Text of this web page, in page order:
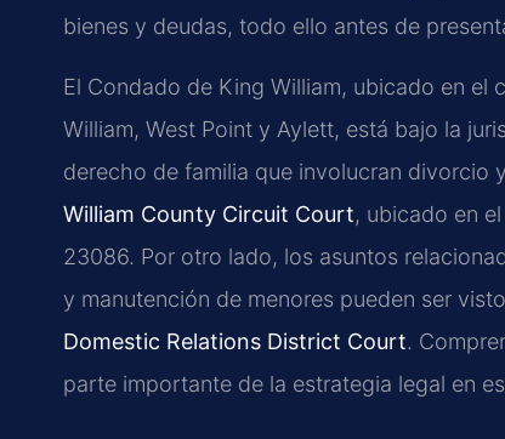
bienes y deudas, todo ello antes de
El Condado de King William, ubicado en
William, West Point y Aylett, está bajo la
derecho de familia que involucran divorcio
William County Circuit Court, ubicado en
23086. Por otro lado, los asuntos
y manutención de menores pueden ser
Domestic Relations District Court.
parte importante de la estrategia legal en